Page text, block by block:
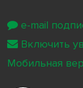
e-mail
Включить
Мобильная